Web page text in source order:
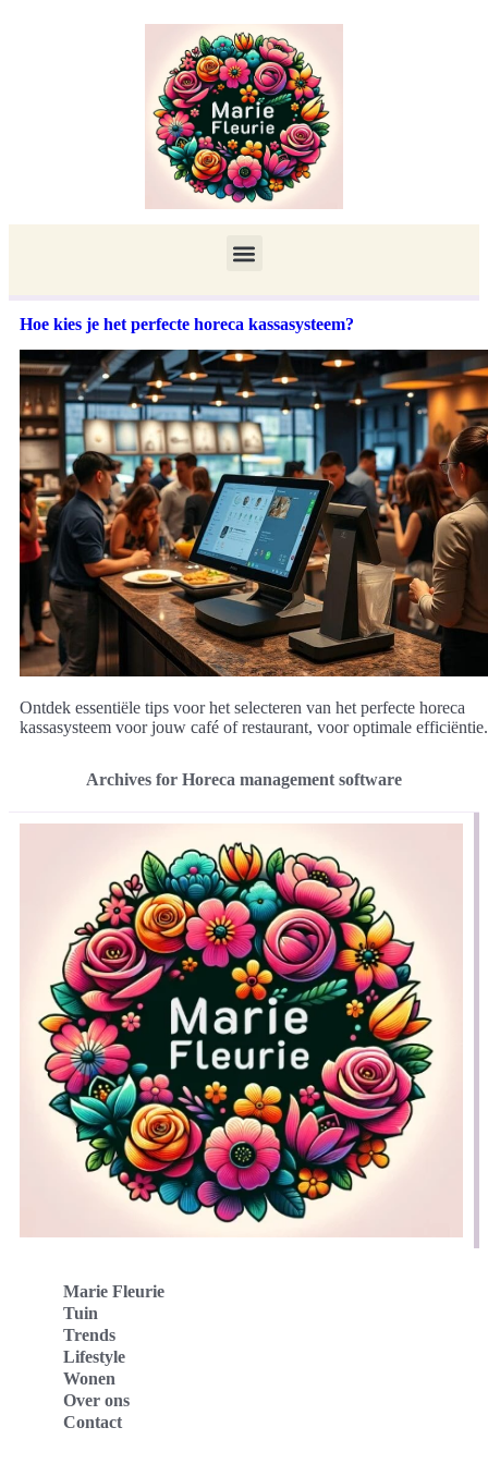
Hoe kies je het perfecte horeca kassasysteem?
Ontdek essentiële tips voor het selecteren van het perfecte horeca
kassasysteem voor jouw café of restaurant, voor optimale efficiëntie.
Archives for Horeca management software
Marie Fleurie
Tuin
Trends
Lifestyle
Wonen
Over ons
Contact